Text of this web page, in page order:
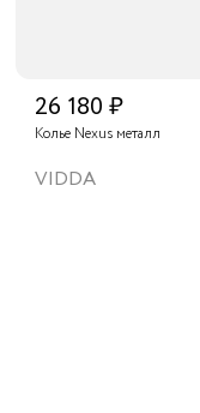
26 180 ₽
Колье Nexus металл
VIDDA